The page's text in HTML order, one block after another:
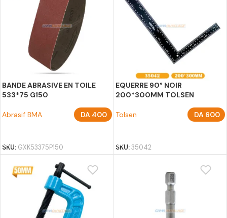
BANDE ABRASIVE EN TOILE
533*75 G150
Abrasif BMA DA400
SKU: GXK53375P150
EQUERRE 90° NOIR
200*300MM TOLSEN
Tolsen DA 600
SKU:35042